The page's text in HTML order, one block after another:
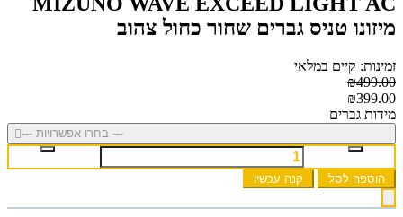
מיזונו טניס גברים שחור כחול צהוב
זמינות: קיים במלאי
₪499.00
₪399.00
מידות גברים
--- בחרו אפשרויות ---
הוספה לסל קנה עכשיו